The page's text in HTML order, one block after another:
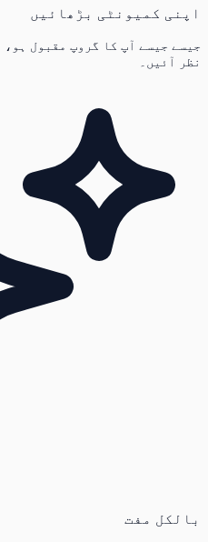
اپنی کمیونٹی بڑھائیں
جیسے جیسے آپ کا گروپ مقبول ہو،
نظر آئیں۔
بالکل مفت